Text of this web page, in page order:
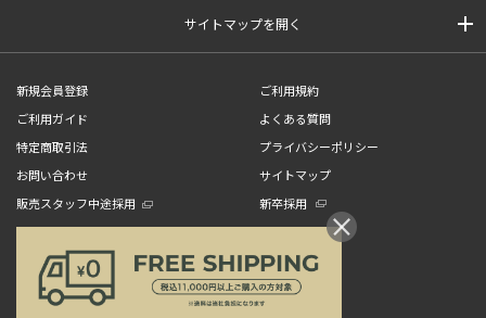
サイトマップを開く
新規会員登録
ご利用規約
ご利用ガイド
よくある質問
特定商取引法
プライバシーポリシー
お問い合わせ
サイトマップ
販売スタッフ中途採用
新卒採用